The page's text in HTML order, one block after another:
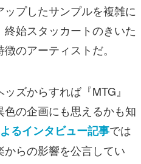
プしたサンプルを複雑に
始スタッカートのきいた
のアーティストだ。
ズからすれば『MTG』
の企画にも思えるかも知
るインタビュー記事では
らの影響を公言してい